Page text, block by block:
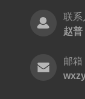
联系
赵普
邮箱